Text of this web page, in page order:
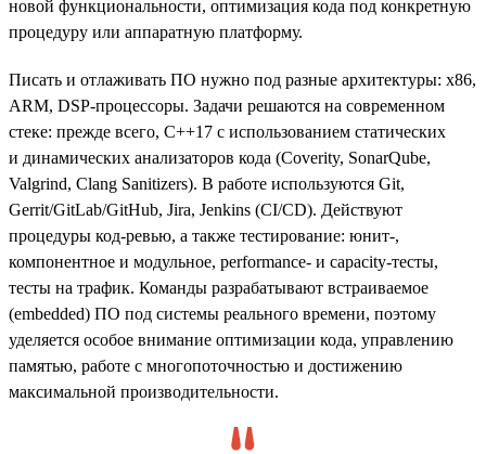
новой функциональности, оптимизация кода под конкретную
процедуру или аппаратную платформу.
Писать и отлаживать ПО нужно под разные архитектуры: х86,
ARM, DSP-процессоры. Задачи решаются на современном
стеке: прежде всего, С++17 с использованием статических
и динамических анализаторов кода (Coverity, SonarQube,
Valgrind, Clang Sanitizers). В работе используются Git,
Gerrit/GitLab/GitHub, Jira, Jenkins (CI/CD). Действуют
процедуры код-ревью, а также тестирование: юнит-,
компонентное и модульное, performance- и capacity-тесты,
тесты на трафик. Команды разрабатывают встраиваемое
(embedded) ПО под системы реального времени, поэтому
уделяется особое внимание оптимизации кода, управлению
памятью, работе с многопоточностью и достижению
максимальной производительности.